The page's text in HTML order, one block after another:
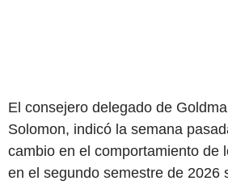
El consejero delegado de
Solomon, indicó la semana
cambio en el comportamiento de
en el segundo semestre de 2026